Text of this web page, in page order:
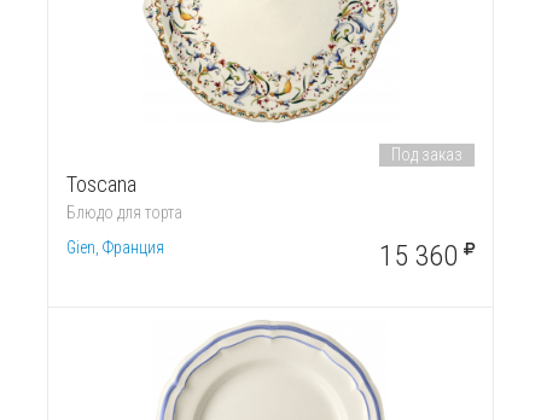
Toscana
Блюдо для торта
Gien, Франция
Под заказ
15 360